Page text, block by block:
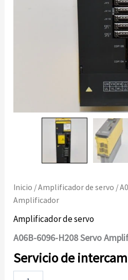
Inicio /Amplificador de servo /
Amplificador
Amplificador de servo
A06B-6096-H208 Servo